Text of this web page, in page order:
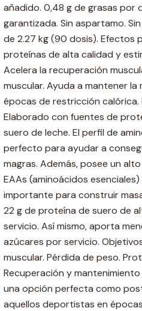
añadido. 0,48 g de grasas por
garantizada. Sin aspartamo.
de 2.27 kg (90 dosis). Efectos
proteínas de alta calidad y
Acelera la recuperación
muscular. Ayuda a mantener
épocas de restricción calórica.
Elaborado con fuentes de
suero de leche. El perfil de
perfecto para ayudar a
magras. Además, posee un
EAAs (aminoácidos
importante para construir
22 g de proteína de suero de
servicio. Así mismo, aporta
azúcares por servicio.
muscular. Pérdida de peso.
Recuperación y mantenimiento
una opción perfecta como
aquellos deportistas en